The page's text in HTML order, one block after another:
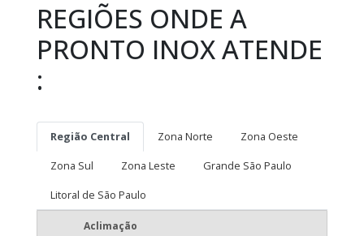
REGIÕES ONDE A
PRONTO INOX ATENDE
:
Região Central Zona Norte
Zona Oeste
Zona Sul
Zona Leste
Grande São Paulo
Litoral de São Paulo
Aclimação